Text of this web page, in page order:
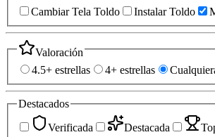
Cambiar Tela Toldo
Instalar Toldo
Valoración
4.5+ estrellas
4+ estrellas
Destacados
Verificada
Destacada